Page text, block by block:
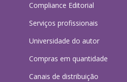
Compliance Editorial
Serviços profissionais
Universidade do autor
Compras em quantidade
Canais de distribuição